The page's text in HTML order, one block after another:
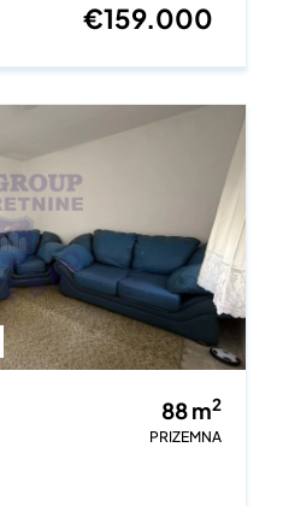
€159.000
88m2
PRIZEMNA